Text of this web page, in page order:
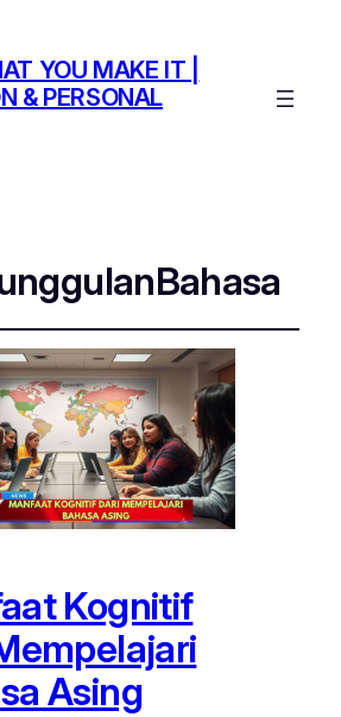
YOU MAKE IT |
& PERSONAL
Kognitif
Asing